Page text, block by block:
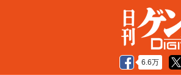
6.6万